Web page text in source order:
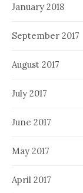
January 2018
September 2017
August 2017
July 2017
June 2017
May 2017
April 2017